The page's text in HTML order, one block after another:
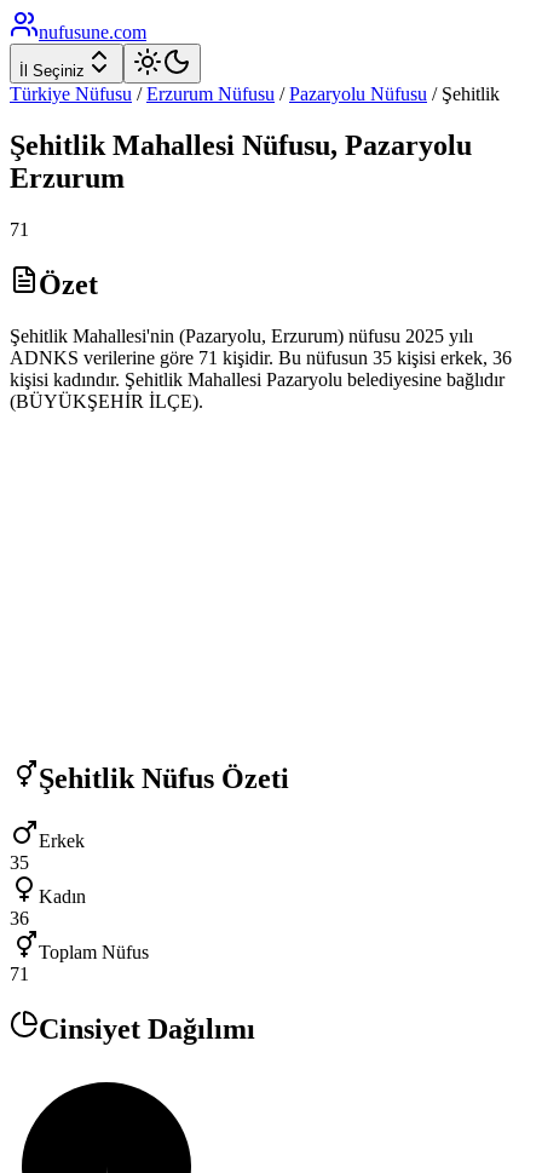
nufusune.com
İl Seçiniz
Türkiye Nüfusu / Erzurum Nüfusu / Pazaryolu Nüfusu / Şehitlik
Şehitlik Mahallesi Nüfusu, Pazaryolu
Erzurum
71
Özet
Şehitlik Mahallesi'nin (Pazaryolu, Erzurum) nüfusu 2025 yılı
ADNKS verilerine göre 71 kişidir. Bu nüfusun 35 kişisi erkek, 36
kişisi kadındır. Şehitlik Mahallesi Pazaryolu belediyesine bağlıdır
(BÜYÜKŞEHİR İLÇE).
Şehitlik Nüfus Özeti
Erkek
35
Kadın
36
Toplam Nüfus
71
Cinsiyet Dağılımı